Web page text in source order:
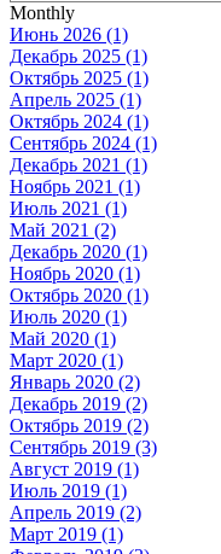
Monthly
Июнь 2026 (1)
Декабрь 2025 (1)
Октябрь 2025 (1)
Апрель 2025 (1)
Октябрь 2024 (1)
Сентябрь 2024 (1)
Декабрь 2021 (1)
Ноябрь 2021 (1)
Июль 2021 (1)
Май 2021 (2)
Декабрь 2020 (1)
Ноябрь 2020 (1)
Октябрь 2020 (1)
Июль 2020 (1)
Май 2020 (1)
Март 2020 (1)
Январь 2020 (2)
Декабрь 2019 (2)
Октябрь 2019 (2)
Сентябрь 2019 (3)
Август 2019 (1)
Июль 2019 (1)
Апрель 2019 (2)
Март 2019 (1)